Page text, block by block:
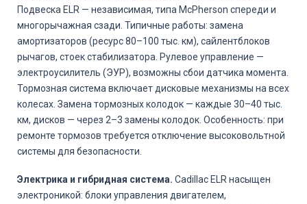
Подвеска ELR — независимая, типа McPherson спереди и
многорычажная сзади. Типичные работы: замена
амортизаторов (ресурс 80–100 тыс. км), сайлентблоков
рычагов, стоек стабилизатора. Рулевое управление —
электроусилитель (ЭУР), возможны сбои датчика момента.
Тормозная система включает дисковые механизмы на всех
колесах. Замена тормозных колодок — каждые 30–40 тыс.
км, дисков — через 2–3 замены колодок. Особенность: при
ремонте тормозов требуется отключение высоковольтной
системы для безопасности.
Электрика и гибридная система. Cadillac ELR насыщен
электроникой: блоки управления двигателем,